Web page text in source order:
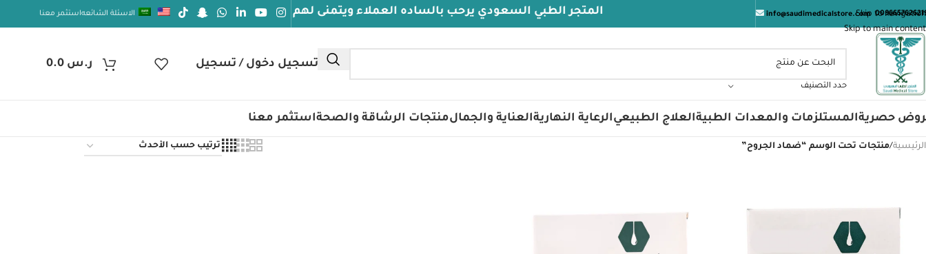
Skip to navigation
Skip to main content
info@saudimedicalstore.com المتجر الطبي السعودي يرحب بالساده العملاء ويتمنى لهم دوام الصحة والعافيه الاسئلة الشائعهاستثمر معنا
حدد التصنيف
تسجيل دخول / تسجيل ر.س
حصريةالمستلزمات والمعدات الطبيةالعلاج الطبيعيالرعاية النهاريةالعناية والجمالمنتجات الرشاقة والصحةاستثمر معنا
الرئيسية/منتجات تحت الوسم “ضماد الجروح”